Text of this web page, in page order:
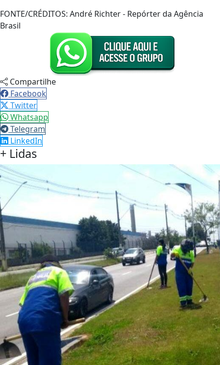
FONTE/CRÉDITOS: André Richter - Repórter da Agência
Brasil
Compartilhe
Facebook
Twitter
Whatsapp
Telegram
LinkedIn
+ Lidas